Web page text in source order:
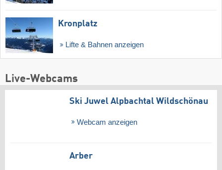
Kronplatz
Lifte & Bahnen anzeigen
Live-Webcams
Ski Juwel Alpbachtal Wildschönau
Webcam anzeigen
Arber